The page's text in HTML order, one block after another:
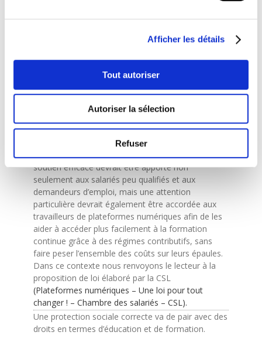
Afficher les détails
Tout autoriser
Autoriser la sélection
Refuser
certifiée et lorsqu’ils jouent un rôle dans la
les micro-certificats doivent reposer sur des
normes relatives au mode de délivrance, à la
manière dont ils sont liés aux qualifications
La CSL est convaincue que des stratégies efficaces
reskillingsont essentielles pour
combattre la pauvreté et la discrimination. Un
soutien efficace devrait être apporté non
seulement aux salariés peu qualifiés et aux
demandeurs d’emploi, mais une attention
particulière devrait également être accordée aux
travailleurs de plateformes numériques afin de les
aider à accéder plus facilement à la formation
continue grâce à des régimes contributifs, sans
faire peser l’ensemble des coûts sur leurs épaules.
Dans ce contexte nous renvoyons le lecteur à la
proposition de loi élaboré par la CSL
(Plateformes numériques – Une loi pour tout
changer ! – Chambre des salariés – CSL).
Une protection sociale correcte va de pair avec des
droits en termes d’éducation et de formation.